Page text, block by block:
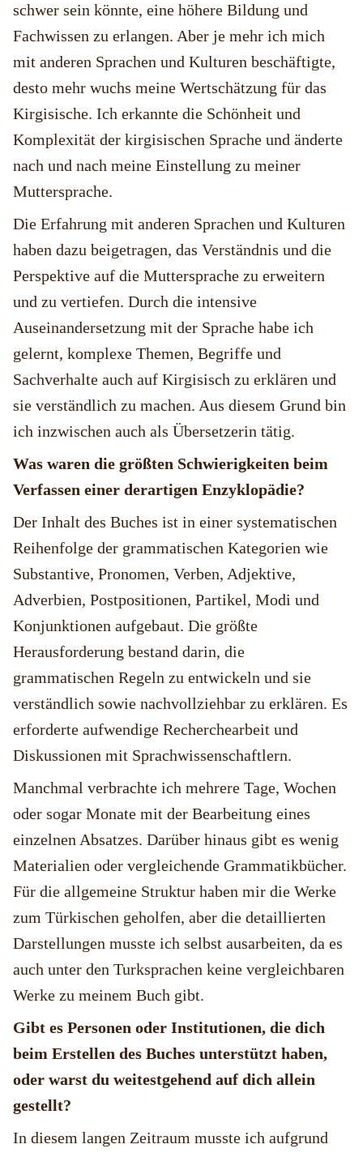
schwer sein könnte, eine höhere Bildung und
Fachwissen zu erlangen. Aber je mehr ich mich
mit anderen Sprachen und Kulturen beschäftigte,
desto mehr wuchs meine Wertschätzung für das
Kirgisische. Ich erkannte die Schönheit und
Komplexität der kirgisischen Sprache und änderte
nach und nach meine Einstellung zu meiner
Muttersprache.
Die Erfahrung mit anderen Sprachen und Kulturen
haben dazu beigetragen, das Verständnis und die
Perspektive auf die Muttersprache zu erweitern
und zu vertiefen. Durch die intensive
Auseinandersetzung mit der Sprache habe ich
gelernt, komplexe Themen, Begriffe und
Sachverhalte auch auf Kirgisisch zu erklären und
sie verständlich zu machen. Aus diesem Grund bin
ich inzwischen auch als Übersetzerin tätig.
Was waren die größten Schwierigkeiten beim
Verfassen einer derartigen Enzyklopädie?
Der Inhalt des Buches ist in einer systematischen
Reihenfolge der grammatischen Kategorien wie
Substantive, Pronomen, Verben, Adjektive,
Adverbien, Postpositionen, Partikel, Modi und
Konjunktionen aufgebaut. Die größte
Herausforderung bestand darin, die
grammatischen Regeln zu entwickeln und sie
verständlich sowie nachvollziehbar zu erklären. Es
erforderte aufwendige Recherchearbeit und
Diskussionen mit Sprachwissenschaftlern.
Manchmal verbrachte ich mehrere Tage, Wochen
oder sogar Monate mit der Bearbeitung eines
einzelnen Absatzes. Darüber hinaus gibt es wenig
Materialien oder vergleichende Grammatikbücher.
Für die allgemeine Struktur haben mir die Werke
zum Türkischen geholfen, aber die detaillierten
Darstellungen musste ich selbst ausarbeiten, da es
auch unter den Turksprachen keine vergleichbaren
Werke zu meinem Buch gibt.
Gibt es Personen oder Institutionen, die dich
beim Erstellen des Buches unterstützt haben,
oder warst du weitestgehend auf dich allein
gestellt?
In diesem langen Zeitraum musste ich aufgrund